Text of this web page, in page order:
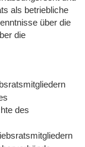
als betriebliche
über die
die
des